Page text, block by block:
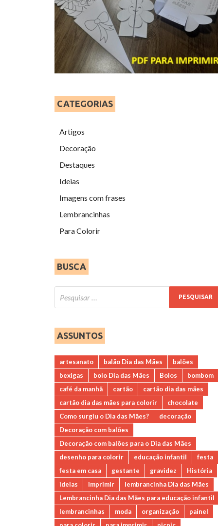
CATEGORIAS
Artigos
Decoração
Destaques
Ideias
Imagens com frases
Lembrancinhas
Para Colorir
BUSCA
ASSUNTOS
artesanato balão Dia das Mães
balões
bexigas
bolo Dia das Mães Bolos
bombom
café da manhã
cartão
cartão dia das mães
cartão dia das mães para colorir
chocolate
Como surgiu o Dia das Mães?
decoração
Decoração com balões
Decoração com balões para o Dia das Mães
desenho para colorir
educação infantil
festa
festa em casa
gestante gravidez
História
ideias
imprimir
lembrancinha Dia das Mães
Lembrancinha Dia das Mães para educação infantil
lembrancinhas
moda organização
painel